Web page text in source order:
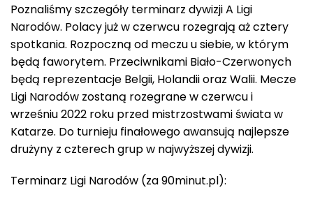
Poznaliśmy szczegóły terminarz dywizji A Ligi
Narodów. Polacy już w czerwcu rozegrają aż cztery
spotkania. Rozpoczną od meczu u siebie, w którym
będą faworytem. Przeciwnikami Biało-Czerwonych
będą reprezentacje Belgii, Holandii oraz Walii. Mecze
Ligi Narodów zostaną rozegrane w czerwcu i
wrześniu 2022 roku przed mistrzostwami świata w
Katarze. Do turnieju finałowego awansują najlepsze
drużyny z czterech grup w najwyższej dywizji.
Terminarz Ligi Narodów (za 90minut.pl):